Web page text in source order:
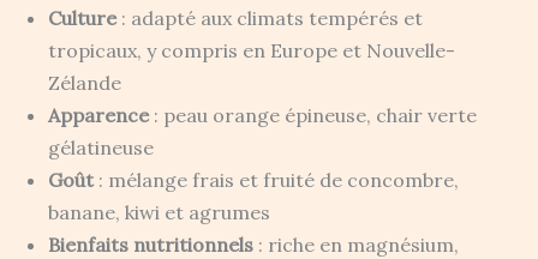
Culture: adapté aux climats tempérés et
tropicaux, y compris en Europe et Nouvelle-
Zélande
Apparence: peau orange épineuse, chair verte
gélatineuse
Goût: mélange frais et fruité de concombre,
banane, kiwi et agrumes
Bienfaits nutritionnels : riche en magnésium,